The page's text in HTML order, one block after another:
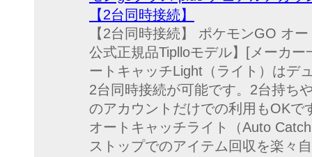
【2台同時接続】
【2台同時接続】 ポケモンGO オ
公式正規品Tiplloモデル】[メーカ
ートキャッチLight（ライト）はデ
2台同時接続が可能です。2台持ち
のアカウントだけでの利用もOKで
オートキャッチライト（Auto
ストップでのアイテム回収を楽々